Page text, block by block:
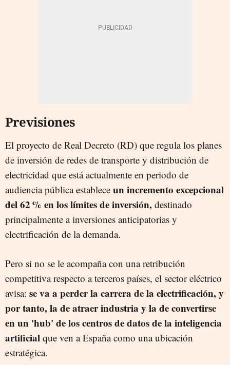
Previsiones
El proyecto de Real Decreto (RD) que regula los planes
de inversión de redes de transporte y distribución de
electricidad que está actualmente en periodo de
audiencia pública establece un incremento excepcional
del 62 % en los límites de inversión, destinado
principalmente a inversiones anticipatorias y
electrificación de la demanda.
Pero si no se le acompaña con una retribución
competitiva respecto a terceros países, el sector eléctrico
avisa: se va a perder la carrera de la electrificación, y
por tanto, la de atraer industria y la de convertirse
en un 'hub' de los centros de datos de la inteligencia
artificial que ven a España como una ubicación
estratégica.